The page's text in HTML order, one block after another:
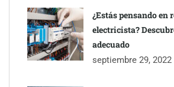
¿Estás pensando en
electricista?
adecuado
septiembre 29, 2022